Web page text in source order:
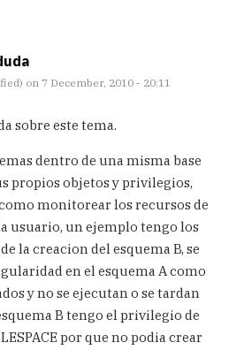
on 7 December, 2010 - 20:11
sobre este tema.
dentro de una misma base
propios objetos y privilegios,
monitorear los recursos de
usuario, un ejemplo tengo los
la creacion del esquema B, se
en el esquema A como
y no se ejecutan o se tardan
B tengo el privilegio de
por que no podia crear